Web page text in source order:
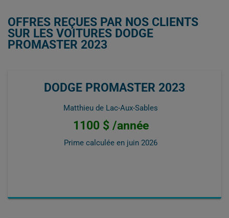
OFFRES REÇUES PAR NOS CLIENTS
SUR LES VOITURES DODGE
PROMASTER 2023
DODGE PROMASTER 2023
Matthieu de Lac-Aux-Sables
1100 $ /année
Prime calculée en juin 2026